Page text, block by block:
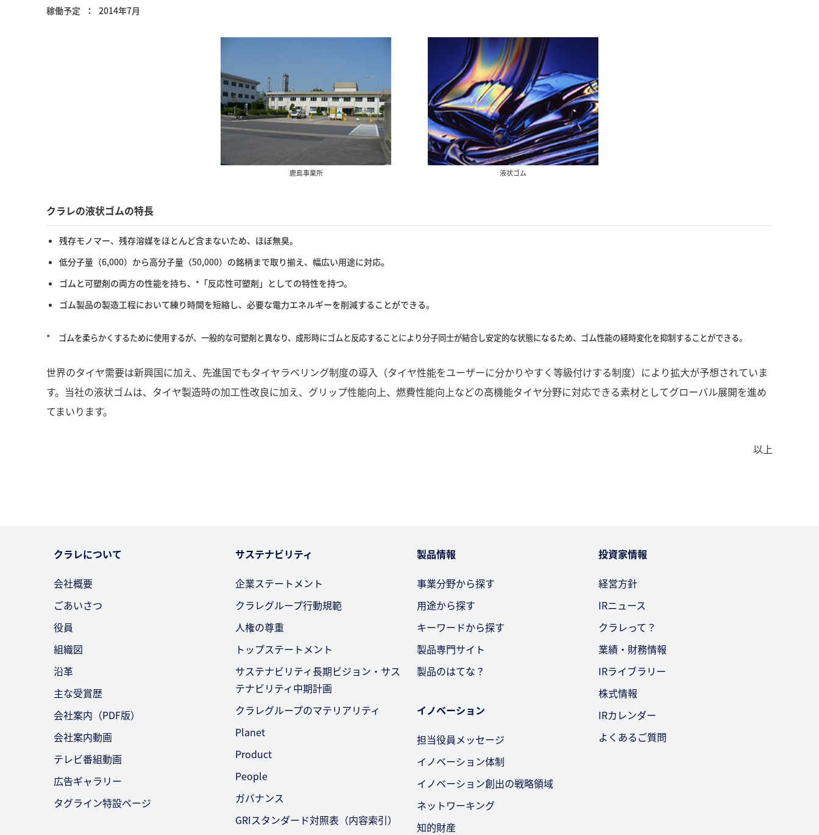
稼働予定
2014年7月
鹿島事業所 液状ゴム
クラレの液状ゴムの特長
残存モノマー、残存溶媒をほとんど含まないため、ほぼ無臭。
低分子量（6,000）から高分子量（50,000）の銘柄まで取り揃え、幅広い用途に対応。
ゴムと可塑剤の両方の性能を持ち、 * 「反応性可塑剤」としての特性を持つ。
ゴム製品の製造工程において練り時間を短縮し、必要な電力エネルギーを削減することができる。
* ゴムを柔らかくするために使用するが、一般的な可塑剤と異なり、成形時にゴムと反応することにより分子同士が結合し安定的な状態になるため、ゴム性能の経時変化を抑制することができる。
世界のタイヤ需要は新興国に加え、先進国でもタイヤラベリング制度の導入（タイヤ性能をユーザーに分かりやすく等級付けする制度）により拡大が予想されていま
す。当社の液状ゴムは、タイヤ製造時の加工性改良に加え、グリップ性能向上、燃費性能向上などの高機能タイヤ分野に対応できる素材としてグローバル展開を進め
てまいります。
以上
クラレについて
会社概要
ごあいさつ
役員
組織図
沿革
主な受賞歴
会社案内（PDF版）
会社案内動画
テレビ番組動画
広告ギャラリー
タグライン特設ページ
サステナビリティ
企業ステートメント
クラレグループ行動規範
人権の尊重
トップステートメント
サステナビリティ長期ビジョン・サス
テナビリティ中期計画
クラレグループのマテリアリティ
Planet
Product
People
ガバナンス
GRIスタンダード対照表（内容索引）
製品情報
事業分野から探す
用途から探す
キーワードから探す
製品専門サイト
製品のはてな？
イノベーション
担当役員メッセージ
イノベーション体制
イノベーション創出の戦略領域
ネットワーキング
知的財産
投資家情報
経営方針
IRニュース
クラレって？
業績・財務情報
IRライブラリー
株式情報
IRカレンダー
よくあるご質問